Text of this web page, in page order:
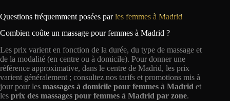
Questions fréquemment posées parles femmes à Madrid
Combien coûte un massage pour femmes à Madrid ?
Les prix varient en fonction de la durée, du type de massage et
de la modalité (en centre ou à domicile). Pour donner une
référence approximative, dans le centre de Madrid, les prix
varient généralement ; consultez nos tarifs et promotions mis à
jour pour les massages à domicile pour femmes à Madrid et
les prix des massages pour femmes à Madrid par zone.